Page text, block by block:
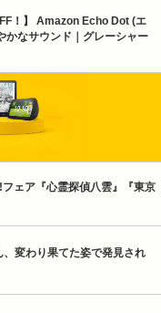
！】 Amazon Echo Dot (エ
かなサウンド｜グレーシャー
ェア『心霊探偵八雲』『東京
、変わり果てた姿で発見され